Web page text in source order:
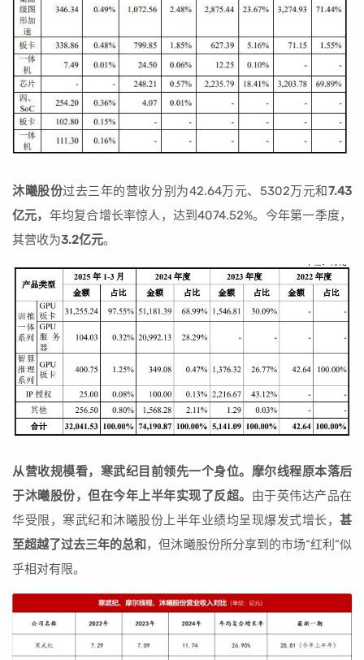
沐曦股份过去三年的营收分别为42.64万元、5302万元和7.43
亿元， 年均复合增长率惊人，达到4074.52%。今年第一季度，
其营收为3.2亿元。
从营收规模看，寒武纪目前领先一个身位。摩尔线程原本落后
于沐曦股份，但在今年上半年实现了反超。 由于英伟达产品在
华受限，寒武纪和沐曦股份上半年业绩均呈现爆发式增长， 甚
至超越了过去三年的总和，但沐曦股份所分享到的市场“红利”似
乎相对有限。